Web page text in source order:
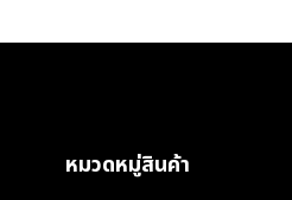
หมวดหมู่สินค้า